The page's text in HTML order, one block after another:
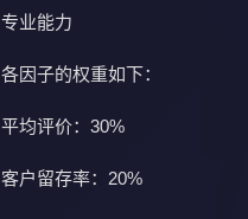
专业能力
各因子的权重如下：
平均评价：30%
客户留存率：20%